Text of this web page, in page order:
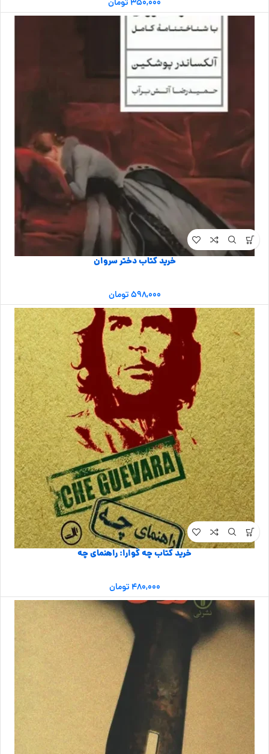
۳۵۰,۰۰۰ تومان
خرید کتاب دختر سروان
۵۹۸,۰۰۰تومان
خرید کتاب چه گوارا: راهنمای چه
۴۸۰,۰۰۰تومان